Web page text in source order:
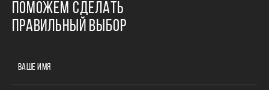
ПОМОЖЕМ СДЕЛАТЬ
ПРАВИЛЬНЫЙ ВЫБОР
ВАШЕ ИМЯ